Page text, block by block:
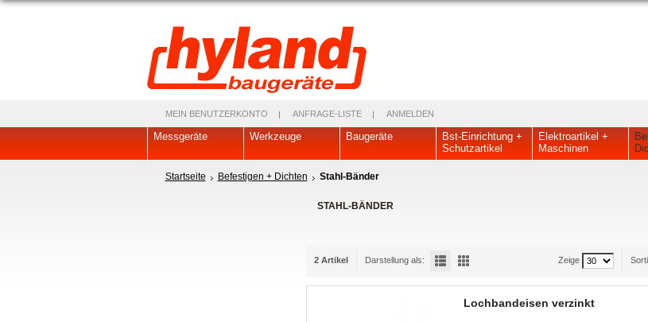
MEIN BENUTZERKONTO ANFRAGE-LISTE ANMELDEN
Messgeräte Werkzeuge Baugeräte
Bst-Einrichtung +
Schutzartikel
Elektroartikel +
Maschinen
Startseite Befestigen + Dichten Stahl-Bänder
STAHL-BÄNDER
2 Artikel Darstellung als: Zeige
Lochbandeisen verzinkt